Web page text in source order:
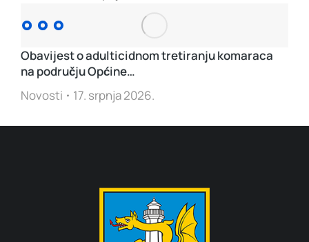
Obavijest o adulticidnom tretiranju komaraca
na području Općine…
Novosti
17. srpnja 2026.